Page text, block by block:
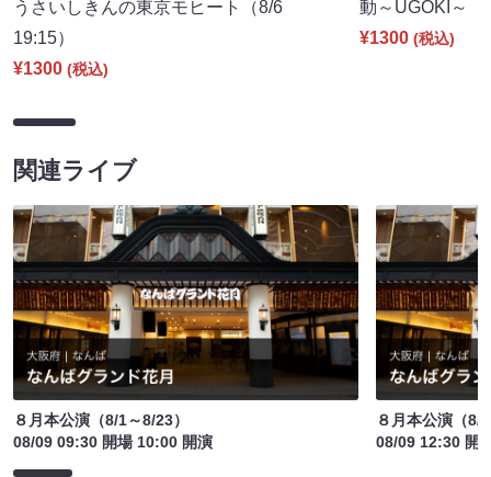
うさいしきんの東京モヒート（8/6
19:15）
¥1300 (税込)
動～UGOKI～
¥1300 (税込)
関連ライブ
８月本公演（8/1～8/23）
08/09 09:30 開場 10:00 開演
８月本公演（8/
08/09 12:30 開